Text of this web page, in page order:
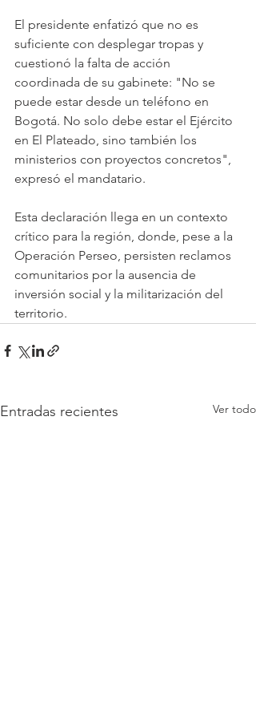
El presidente enfatizó que no es
suficiente con desplegar tropas y
cuestionó la falta de acción
coordinada de su gabinete: "No se
puede estar desde un teléfono en
Bogotá. No solo debe estar el Ejército
en El Plateado, sino también los
ministerios con proyectos concretos",
expresó el mandatario.
Esta declaración llega en un contexto
crítico para la región, donde, pese a la
Operación Perseo, persisten reclamos
comunitarios por la ausencia de
inversión social y la militarización del
territorio.
Entradas recientes Ver todo